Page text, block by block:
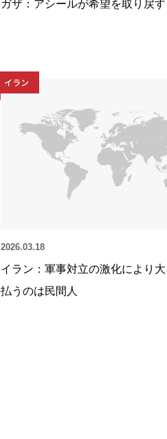
ガザ：アシールが希望を取り戻
イラン
2026.03.18
イラン：軍事対立の激化により
払うのは民間人